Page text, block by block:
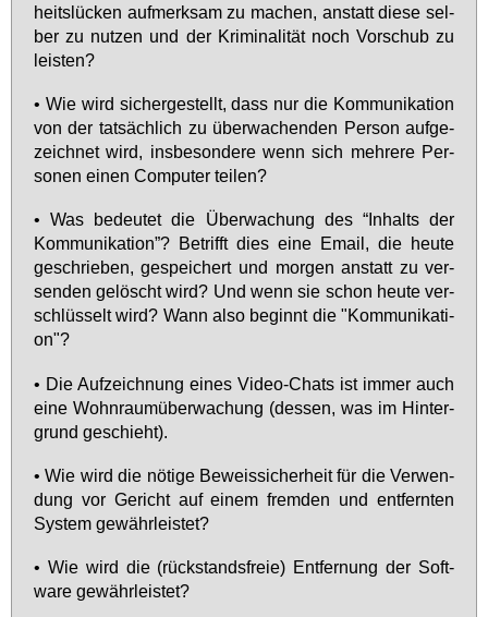
heits­lü­cken auf­merk­sam zu ma­chen, an­statt die­se sel­
ber zu nut­zen und der Kri­mi­na­li­tät noch Vor­schub zu
leis­ten?
• Wie wird si­cher­ge­stellt, dass nur die Kom­mu­ni­ka­ti­on
von der tat­säch­lich zu über­wa­chen­den Per­son auf­ge­
zeich­net wird, ins­be­son­de­re wenn sich meh­re­re Per­
so­nen ei­nen Com­pu­ter tei­len?
• Was be­deu­tet die Über­wa­chung des “In­halts der
Kom­mu­ni­ka­ti­on”? Be­trifft dies ei­ne Email, die heu­te
ge­schrie­ben, ge­spei­chert und mor­gen an­statt zu ver­
sen­den ge­löscht wird? Und wenn sie schon heu­te ver­
schlüs­selt wird? Wann al­so be­ginnt die "Kom­mu­ni­ka­ti­
on"?
• Die Auf­zeich­nung ei­nes Vi­deo-Chats ist im­mer auch
ei­ne Wohn­raum­über­wa­chung (des­sen, was im Hin­ter­
grund ge­schieht).
• Wie wird die nö­ti­ge Be­weis­si­cher­heit für die Ver­wen­
dung vor Ge­richt auf ei­nem frem­den und ent­fern­ten
Sys­tem ge­währ­leis­tet?
• Wie wird die (rück­stands­freie) Ent­fer­nung der Soft­
ware ge­währ­leis­tet?